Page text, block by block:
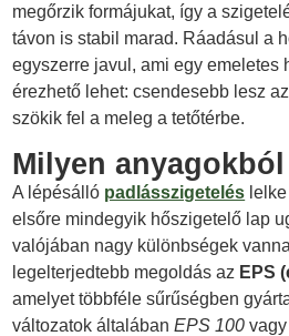
megőrzik formájukat, így a
távon is stabil marad. Ráadásul a
egyszerre javul, ami egy emeletes
érezhető lehet: csendesebb lesz
szökik fel a meleg a tetőtérbe.
Milyen
A lépésálló padlásszigetelés
elsőre mindegyik hőszigetelő lap
valójában nagy különbségek
legelterjedtebb megoldás az EPS
amelyet többféle sűrűségben
változatok általábanEPS 100